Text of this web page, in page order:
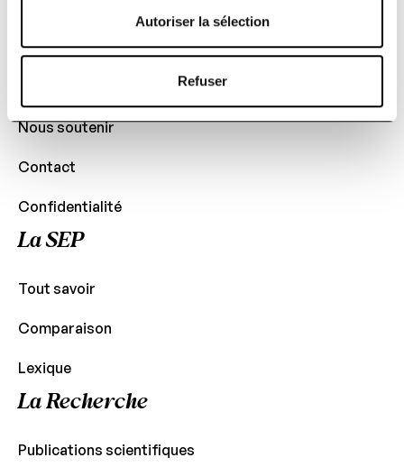
Autoriser la sélection
Refuser
+32 (0)2 426 49 30
Accès rapide
Nous soutenir
Contact
Confidentialité
La SEP
Tout savoir
Comparaison
Lexique
La Recherche
Publications scientifiques